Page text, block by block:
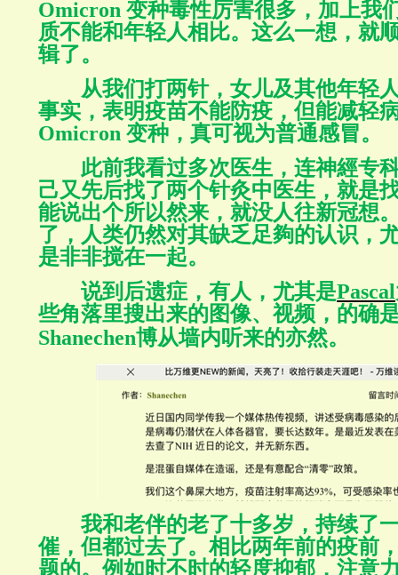
Omicron 变种毒性厉害很多，加上我
质不能和年轻人相比。这么一想，就
辑了。
从我们打两针，女儿及其他年轻
事实，表明疫苗不能防疫，但能减轻
Omicron 变种，真可视为普通感冒。
此前我看过多次医生，连神經专
己又先后找了两个针灸中医生，就是
能说出个所以然来，就没人往新冠想
了，人类仍然对其缺乏足夠的认识，
是非非搅在一起。
说到后遗症，有人，尤其是Pascal
些角落里搜出来的图像、视频，的确
Shanechen博从墙内听来的亦然。
我和老伴的老了十多岁，持续了
催，但都过去了。相比两年前的疫前
题的。例如时不时的轻度抑郁，注意